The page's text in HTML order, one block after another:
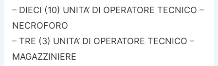
– DIECI (10) UNITA’ DI OPERATORE TECNICO –
NECROFORO
– TRE (3) UNITA’ DI OPERATORE TECNICO –
MAGAZZINIERE